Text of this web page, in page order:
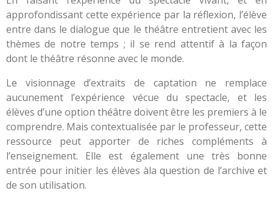
approfondissant cette expérience par la réflexion, l’élève
entre dans le dialogue que le théâtre entretient avec les
thèmes de notre temps ; il se rend attentif à la façon
dont le théâtre résonne avec le monde.
Le visionnage d’extraits de captation ne remplace
aucunement l’expérience vécue du spectacle, et les
élèves d’une option théâtre doivent être les premiers à le
comprendre. Mais contextualisée par le professeur, cette
ressource peut apporter de riches compléments à
l’enseignement. Elle est également une très bonne
entrée pour initier les élèves àla question de l’archive et
de son utilisation.